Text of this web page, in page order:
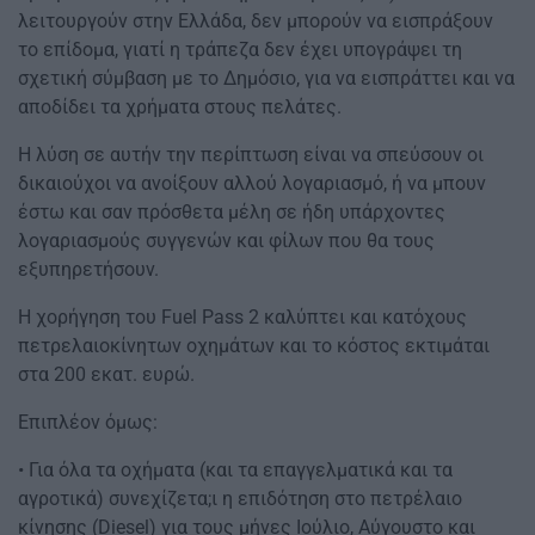
λειτουργούν στην Ελλάδα, δεν μπορούν να εισπράξουν
το επίδομα, γιατί η τράπεζα δεν έχει υπογράψει τη
σχετική σύμβαση με το Δημόσιο, για να εισπράττει και να
αποδίδει τα χρήματα στους πελάτες.
Η λύση σε αυτήν την περίπτωση είναι να σπεύσουν οι
δικαιούχοι να ανοίξουν αλλού λογαριασμό, ή να μπουν
έστω και σαν πρόσθετα μέλη σε ήδη υπάρχοντες
λογαριασμούς συγγενών και φίλων που θα τους
εξυπηρετήσουν.
H χορήγηση του Fuel Pass 2 καλύπτει και κατόχους
πετρελαιοκίνητων οχημάτων και το κόστος εκτιμάται
στα 200 εκατ. ευρώ.
Επιπλέον όμως:
• Για όλα τα οχήματα (και τα επαγγελματικά και τα
αγροτικά) συνεχίζετα;ι η επιδότηση στο πετρέλαιο
κίνησης (Diesel) για τους μήνες Ιούλιο, Αύγουστο και